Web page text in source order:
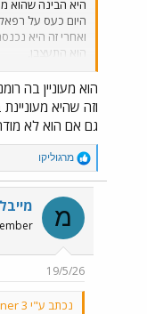
היא הבינה שהוא
היום כעס על
ואחרי זה היא
הוא התעצבן,
היום עשה את זה
הוא מעוניין בה
וזה שהיא
גם אם הוא לא
R
e
a
c
o
n
s
מרגוליקו
מ מייבל10
19/5/26
נכתב ע"י foreigner 3: